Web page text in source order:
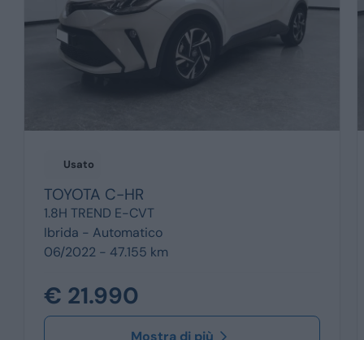
Usato
TOYOTA C-HR
1.8H TREND E-CVT
Ibrida - Automatico
06/2022 - 47.155 km
€ 21.990
Mostra di più